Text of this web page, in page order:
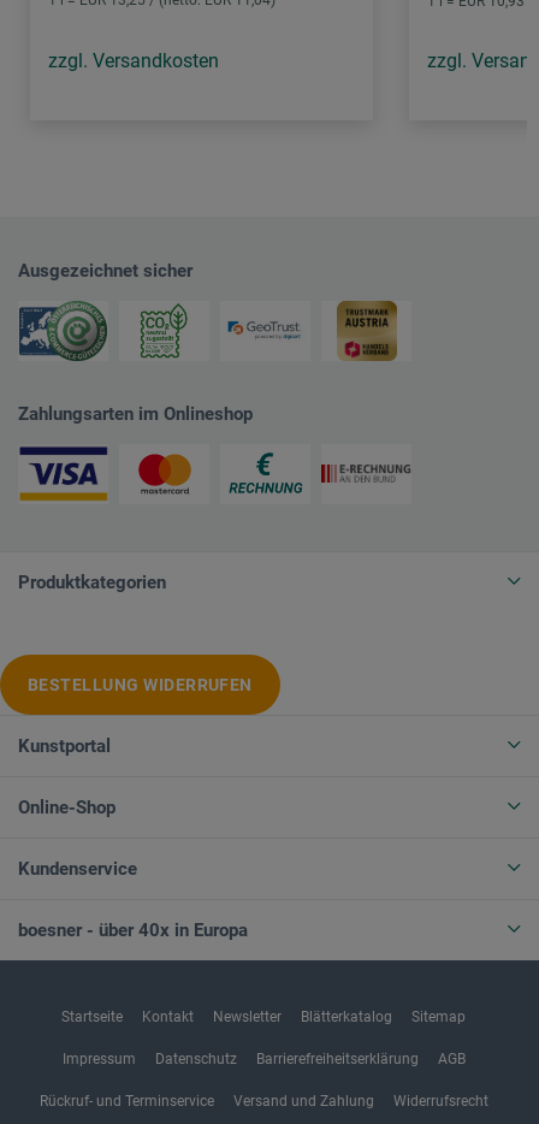
zzgl. Versandkosten zzgl.
Ausgezeichnet sicher
Zahlungsarten im Onlineshop
Produktkategorien
BESTELLUNG WIDERRUFEN
Kunstportal
Online-Shop
Kundenservice
boesner - über 40x in Europa
Startseite Kontakt Newsletter Blätterkatalog Sitemap
Impressum Datenschutz Barrierefreiheitserklärung AGB
Rückruf- und Terminservice Versand und Zahlung Widerrufsrecht